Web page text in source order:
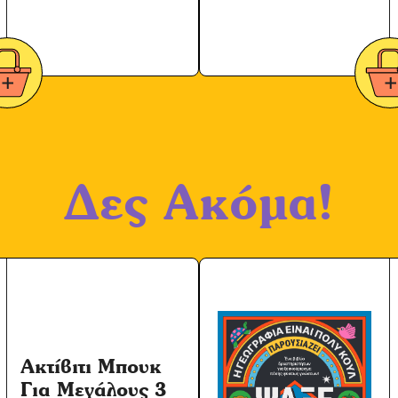
Δες Ακόμα!
Ακτίβιτι Μπουκ
Για Μεγάλους 3